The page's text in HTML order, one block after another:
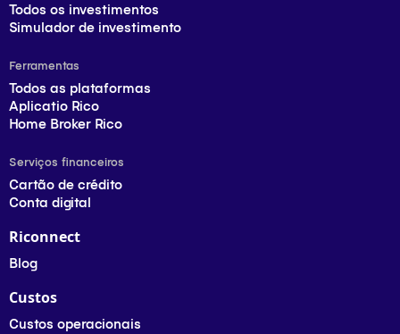
Todos os investimentos
Simulador de investimento
Ferramentas
Todos as plataformas
Aplicatio Rico
Home Broker Rico
Serviços financeiros
Cartão de crédito
Conta digital
Riconnect
Blog
Custos
Custos operacionais